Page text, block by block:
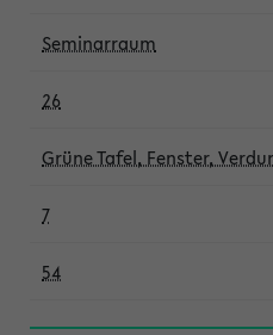
Seminarraum
26
Grüne Tafel, Fenster,
7
54